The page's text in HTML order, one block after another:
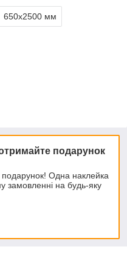
650х2500 мм
подарунок
Одна наклейка
замовленні на будь-яку